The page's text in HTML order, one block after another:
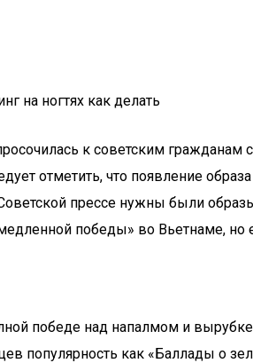
на ногтях как делать
к советским
отметить, что появление
прессе нужны были
победы» во Вьетнаме, но
победе над напалмом и
популярность как «Баллады о